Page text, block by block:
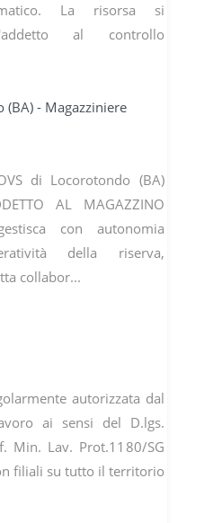
La risorsa si
al controllo
(BA) - Magazziniere
di Locorotondo (BA)
AL MAGAZZINO
con autonomia
della riserva,
collabor...
autorizzata dal
ai sensi del D.lgs.
Min. Lav. Prot.1180/SG
filiali su tutto il territorio